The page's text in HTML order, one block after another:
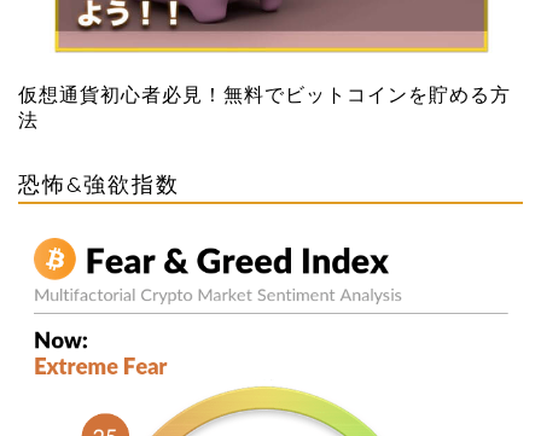
仮想通貨初心者必見！無料でビットコインを貯める方
法
恐怖&強欲指数